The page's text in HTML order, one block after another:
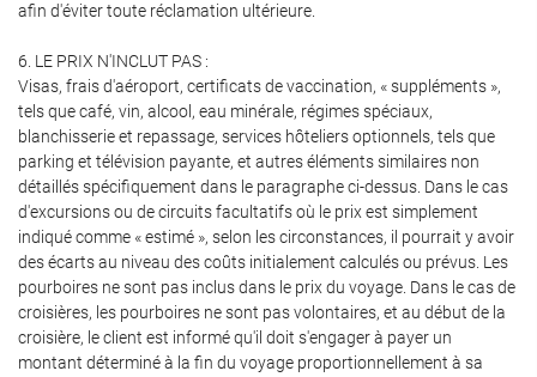
afin d'éviter toute réclamation ultérieure.
6. LE PRIX N'INCLUT PAS :
Visas, frais d'aéroport, certificats de vaccination, « suppléments »,
tels que café, vin, alcool, eau minérale, régimes spéciaux,
blanchisserie et repassage, services hôteliers optionnels, tels que
parking et télévision payante, et autres éléments similaires non
détaillés spécifiquement dans le paragraphe ci-dessus. Dans le cas
d'excursions ou de circuits facultatifs où le prix est simplement
indiqué comme « estimé », selon les circonstances, il pourrait y avoir
des écarts au niveau des coûts initialement calculés ou prévus. Les
pourboires ne sont pas inclus dans le prix du voyage. Dans le cas de
croisières, les pourboires ne sont pas volontaires, et au début de la
croisière, le client est informé qu'il doit s'engager à payer un
montant déterminé à la fin du voyage proportionnellement à sa